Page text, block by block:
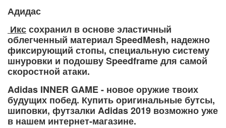
Адидас
Икссохранил в основе эластичный
облегченный материал SpeedMesh, надежно
фиксирующий стопы, специальную систему
шнуровки и подошву Speedframe для самой
скоростной атаки.
Adidas INNER GAME - новое оружие твоих
будущих побед. Купить оригинальные бутсы,
шиповки, футзалки Adidas 2019 возможно уже
в нашем интернет-магазине.